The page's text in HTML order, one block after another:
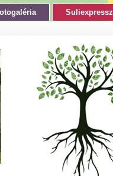
Suliexpressz